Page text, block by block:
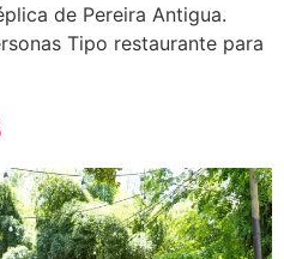
de Pereira Antigua.
Tipo restaurante para